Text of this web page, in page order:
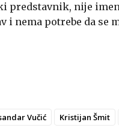
predstavnik, nije
i nema potrebe da se
Vučić Kristijan Šmit